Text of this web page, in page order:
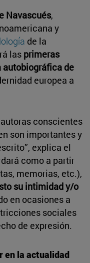
Navascués,
y
de la
las primeras
de
europea a
conscientes
son importantes y
explica el
como a partir
memorias, etc.),
su intimidad y/o
en ocasiones a
sociales
de expresión.
en la actualidad